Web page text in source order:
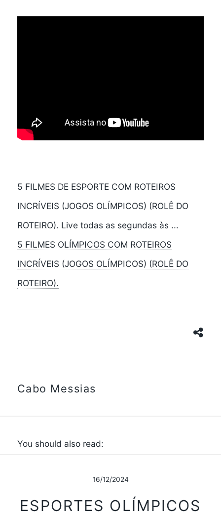
5 FILMES DE ESPORTE COM ROTEIROS
INCRÍVEIS (JOGOS OLÍMPICOS) (ROLÊ DO
ROTEIRO). Live todas as segundas às ...
5 FILMES OLÍMPICOS COM ROTEIROS
INCRÍVEIS (JOGOS OLÍMPICOS) (ROLÊ DO
ROTEIRO).
Cabo Messias
You should also read:
16/12/2024
ESPORTES OLÍMPICOS